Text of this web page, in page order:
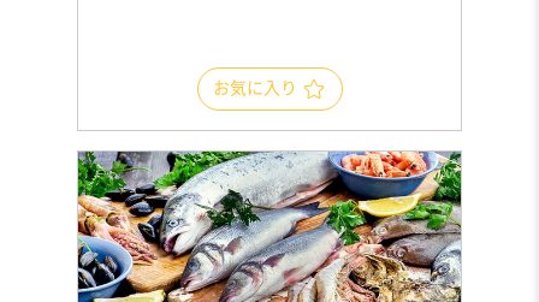
お気に入り